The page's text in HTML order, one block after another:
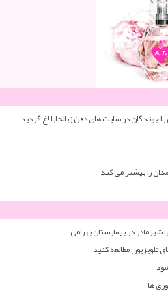
جوندگان در سایت های دفن زباله ابلاغ گردید
را بیشتر می کند
در بیمارستان بهرامی
مطالعه کنید
ها